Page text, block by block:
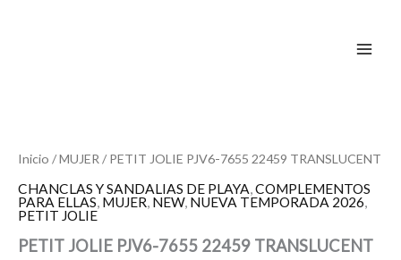
Inicio /MUJER / PETIT JOLIE PJV6-7655 22459 TRANSLUCENT
CHANCLAS Y SANDALIAS DE PLAYA,COMPLEMENTOS
PARA ELLAS, MUJER, NEW, NUEVA TEMPORADA 2026,
PETIT JOLIE
PETIT JOLIE PJV6-7655 22459 TRANSLUCENT
7655
TRANSLUCENT
cantidad